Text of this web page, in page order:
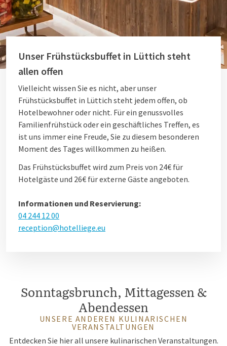
Unser Frühstücksbuffet in Lüttich steht
allen offen
Vielleicht wissen Sie es nicht, aber unser
Frühstücksbuffet in Lüttich steht jedem offen, ob
Hotelbewohner oder nicht. Für ein genussvolles
Familienfrühstück oder ein geschäftliches Treffen, es
ist uns immer eine Freude, Sie zu diesem besonderen
Moment des Tages willkommen zu heißen.
Das Frühstücksbuffet wird zum Preis von 24€ für
Hotelgäste und 26€ für externe Gäste angeboten.
Informationen und Reservierung:
04 244 12 00
reception@hotelliege.eu
Sonntagsbrunch, Mittagessen &
Abendessen
UNSERE ANDEREN KULINARISCHEN
VERANSTALTUNGEN
Entdecken Sie hier all unsere kulinarischen Veranstaltungen.